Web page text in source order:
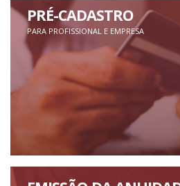
PRÉ-CADASTRO
PARA PROFISSIONAL E EMPRESA